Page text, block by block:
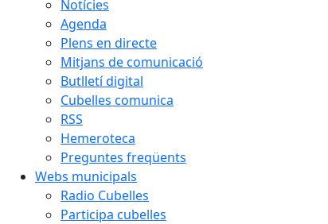
Notícies
Agenda
Plens en directe
Mitjans de comunicació
Butlletí digital
Cubelles comunica
RSS
Hemeroteca
Preguntes freqüents
Webs municipals
Radio Cubelles
Participa cubelles